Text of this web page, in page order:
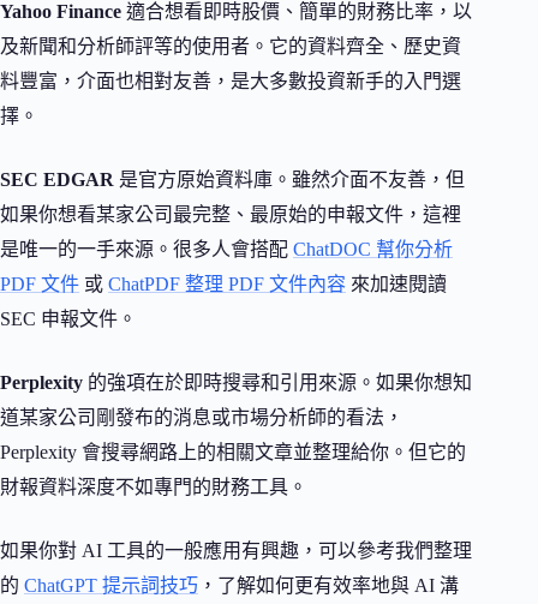
Yahoo Finance 適合想看即時股價、簡單的財務比率，以
及新聞和分析師評等的使用者。它的資料齊全、歷史資
料豐富，介面也相對友善，是大多數投資新手的入門選
擇。
SEC EDGAR 是官方原始資料庫。雖然介面不友善，但
如果你想看某家公司最完整、最原始的申報文件，這裡
是唯一的一手來源。很多人會搭配 ChatDOC 幫你分析
PDF 文件 或 ChatPDF 整理 PDF 文件內容 來加速閱讀
SEC 申報文件。
Perplexity 的強項在於即時搜尋和引用來源。如果你想知
道某家公司剛發布的消息或市場分析師的看法，
Perplexity 會搜尋網路上的相關文章並整理給你。但它的
財報資料深度不如專門的財務工具。
如果你對 AI 工具的一般應用有興趣，可以參考我們整理
的 ChatGPT 提示詞技巧 ，了解如何更有效率地與 AI 溝